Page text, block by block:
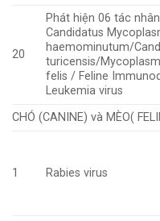
20
Phát hiện 06 tác
Candidatus
haemominutum/
turicensis/
felis / Feline
Leukemia virus
CHÓ (CANINE) và MÈO(
1 Rabies virus